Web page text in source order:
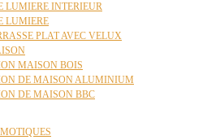
LUMIERE INTERIEUR
LUMIERE
PLAT AVEC VELUX
MAISON BOIS
DE MAISON ALUMINIUM
DE MAISON BBC